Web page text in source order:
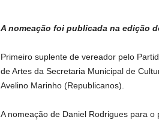
A nomeação foi publicada na edição
Primeiro suplente de vereador pelo
de Artes da Secretaria Municipal de
Avelino Marinho (Republicanos).
A nomeação de Daniel Rodrigues para